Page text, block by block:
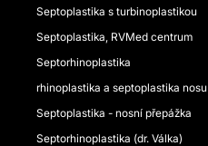
Septoplastika s turbinoplastikou
Septoplastika, RVMed centrum
Septorhinoplastika
rhinoplastika a septoplastika nosu
Septoplastika - nosní přepážka
Septorhinoplastika (dr. Válka)